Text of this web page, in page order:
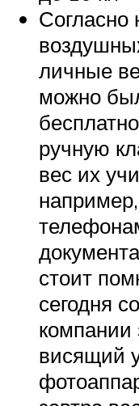
личные
можно
ручную
вес их
стоит
сегодня
компании
висящий